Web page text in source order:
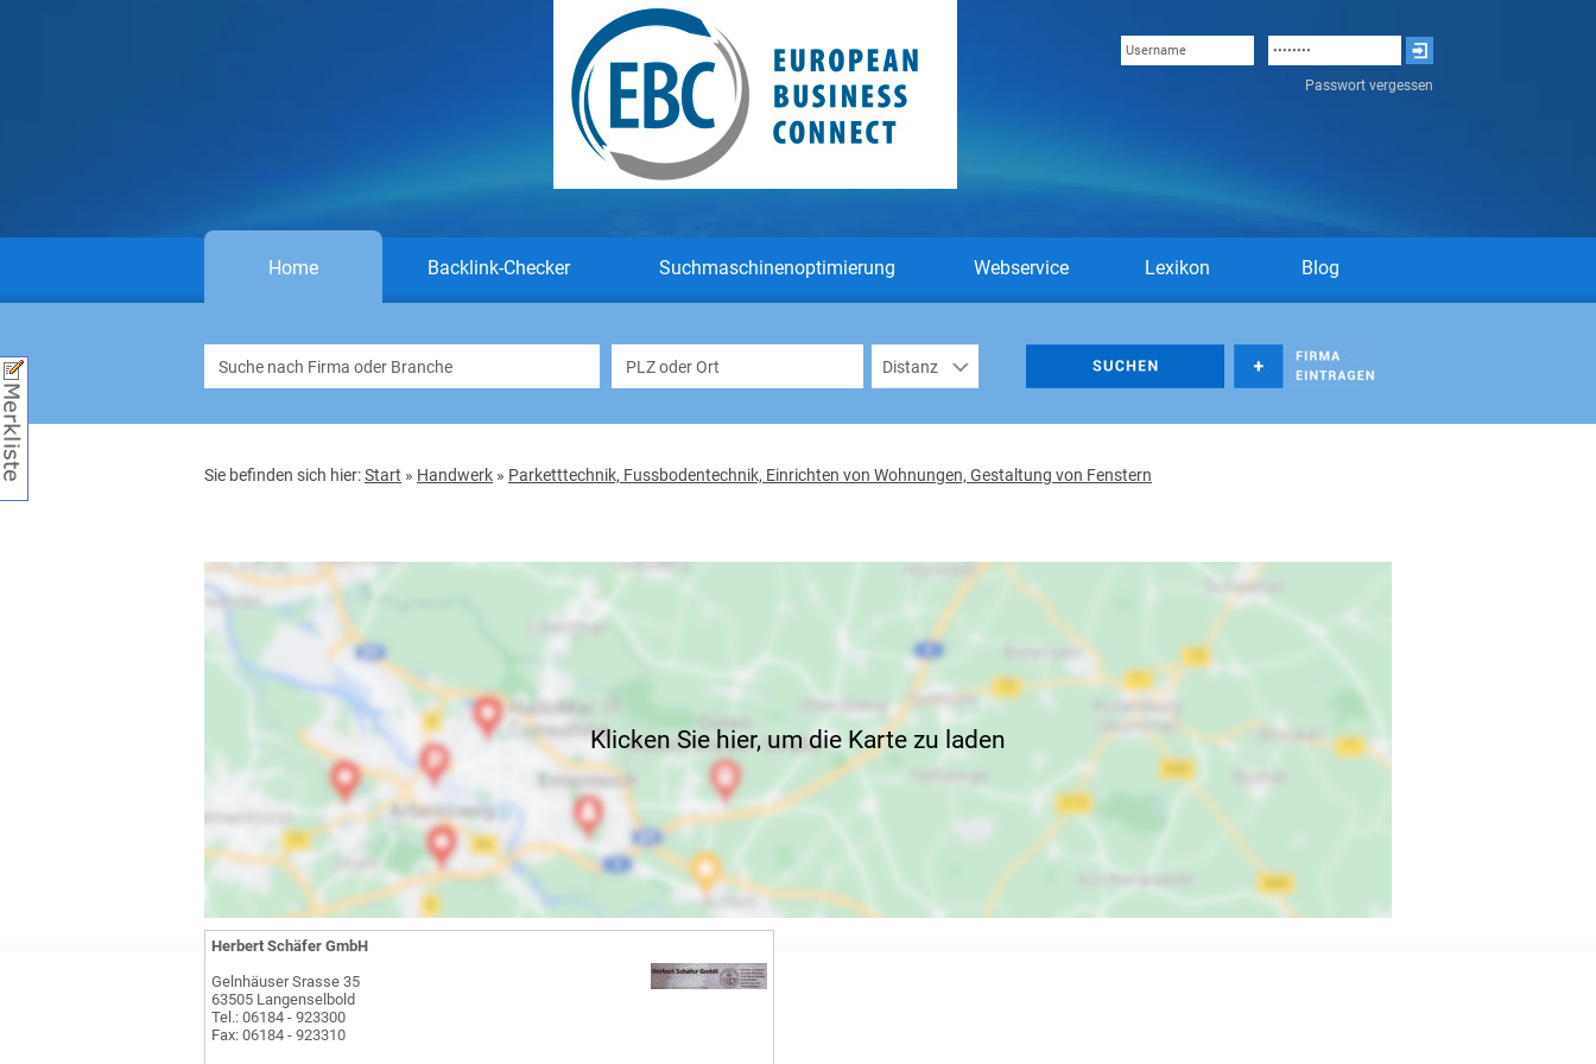
Passwort vergessen
Home Backlink-Checker Suchmaschinenoptimierung Webservice Lexikon Blog
Sie befinden sich hier:Start » Handwerk » Parketttechnik, Fussbodentechnik, Einrichten von Wohnungen, Gestaltung von Fenstern
Klicken Sie hier, um die Karte zu laden
Herbert Schäfer GmbH
Gelnhäuser Srasse 35
63505 Langenselbold
Tel.: 06184 - 923300
Fax: 06184 - 923310